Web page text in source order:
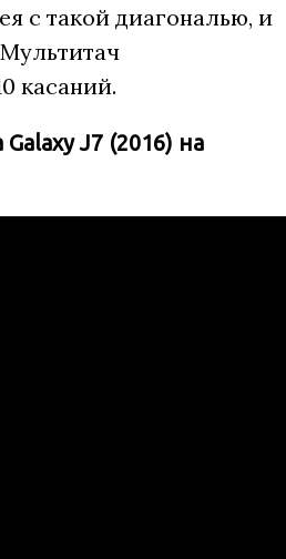
с такой диагональю, и
касаний.
J7 (2016) на